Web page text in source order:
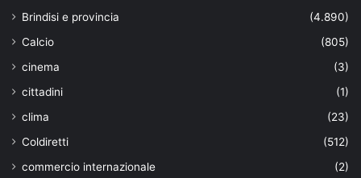
Brindisi e provincia
(4.890)
Calcio
(805)
cinema
(3)
cittadini
(1)
clima
(23)
Coldiretti
(512)
commercio internazionale
(2)